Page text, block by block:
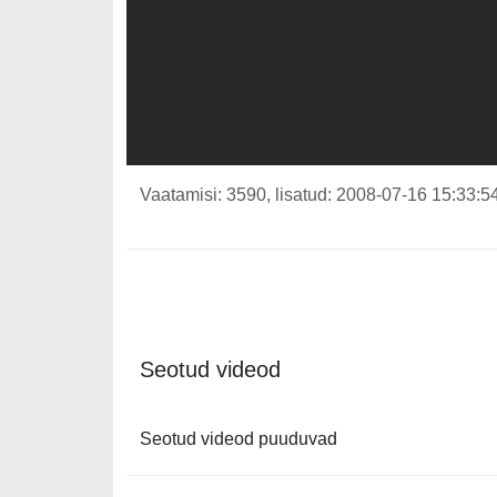
Vaatamisi: 3590, lisatud: 2008-07-16
Seotud videod
Seotud videod puuduvad